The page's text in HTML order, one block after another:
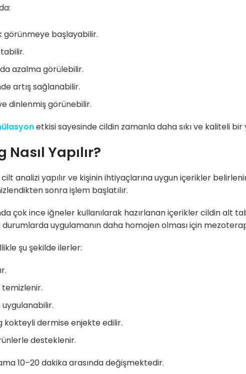
görünmeye başlayabilir.
azalma görülebilir.
artış sağlanabilir.
dinlenmiş görünebilir.
etkisi sayesinde cildin zamanla daha sıkı ve kaliteli bir
Yapılır?
analizi yapılır ve kişinin ihtiyaçlarına uygun içerikler
sonra işlem başlatılır.
çok ince iğneler kullanılarak hazırlanan içerikler cildin alt
durumlarda uygulamanın daha homojen olması için
şu şekilde ilerler:
temizlenir.
kokteyli dermise enjekte edilir.
desteklenir.
10–20 dakika arasında değişmektedir.